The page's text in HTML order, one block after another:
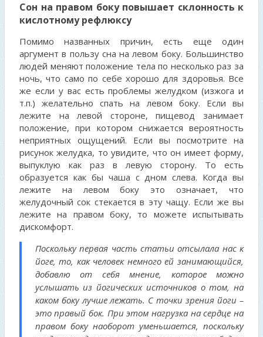
Сон на правом боку повышает склонность к
кислотному рефлюксу
Помимо названных причин, есть еще один
аргумент в пользу сна на левом боку. Большинство
людей меняют положение тела по несколько раз за
ночь, что само по себе хорошо для здоровья. Все
же если у вас есть проблемы желудком (изжога и
т.п.) желательно спать на левом боку. Если вы
лежите на левой cтороне, пищевод занимает
положение, при котором снижается вероятность
неприятных ощущений. Если вы посмотрите на
рисунок желудка, то увидите, что он имеет форму,
выпуклую как раз в левую сторону. То есть
образуется как бы чаша с дном слева. Когда вы
лежите на левом боку это означает, что
желудочный сок стекается в эту чащу. Если же вы
лежите на правом боку, то можете испытывать
дискомфорт.
Поскольку первая часть статьи отсылала нас к
йоге, то, как человек немного ей занимающийся,
добавлю от себя мнение, которое можно
услышать из йогических источников о том, на
каком боку лучше лежать. С точки зрения йоги –
это правый бок. При этом нагрузка на сердце на
правом боку наоборот уменьшается, поскольку